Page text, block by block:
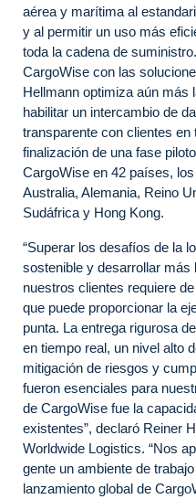
aérea y marítima al
y al permitir un uso más
toda la cadena de
CargoWise con las
Hellmann optimiza aún más
habilitar un intercambio de
transparente con clientes
finalización de una fase
CargoWise en 42 países,
Australia, Alemania, Reino
Sudáfrica y Hong Kong.
“Superar los desafíos de la
sostenible y desarrollar
nuestros clientes requiere
que puede proporcionar la
punta. La entrega rigurosa
en tiempo real, un nivel alto
mitigación de riesgos y
fueron esenciales para
de CargoWise fue la
existentes”, declaró Reiner
Worldwide Logistics. “Nos
gente un ambiente de
lanzamiento global de